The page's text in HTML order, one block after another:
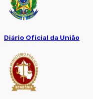
Diário Oficial da União